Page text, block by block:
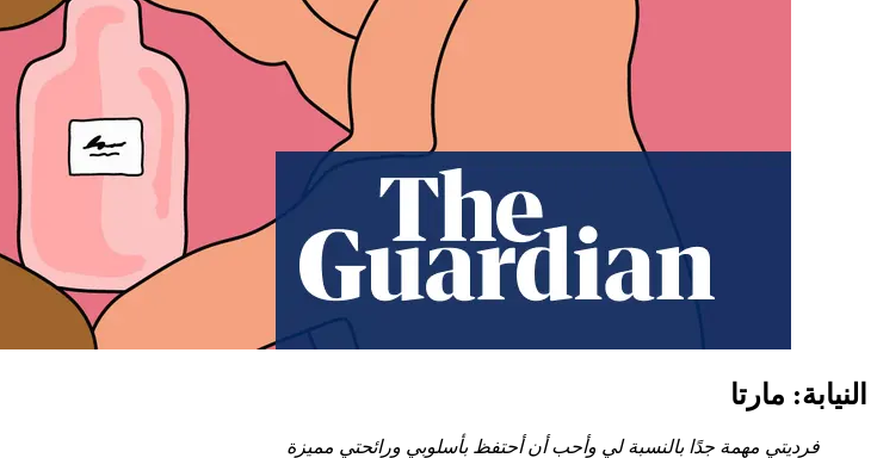
النيابة: مارتا
فرديتي مهمة جدًا بالنسبة لي وأحب أن أحتفظ بأسلوبي ورائحتي مميزة